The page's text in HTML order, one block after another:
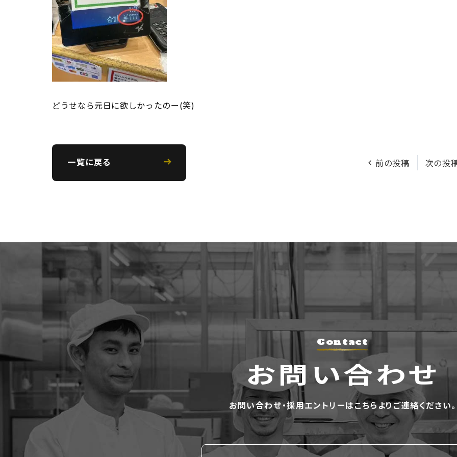
どうせなら元日に欲しかったのー(笑)
前の投稿 次の投
一覧に戻る
Contact
お問い合わせ
お問い合わせ・採⽤エントリーはこちらよりご連絡ください。